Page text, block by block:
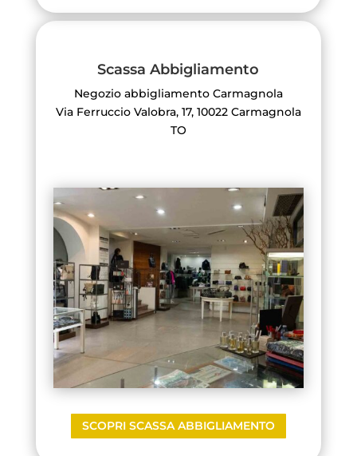
Scassa Abbigliamento
Negozio abbigliamento Carmagnola
Via Ferruccio Valobra, 17, 10022 Carmagnola
TO
SCOPRI SCASSA ABBIGLIAMENTO